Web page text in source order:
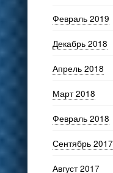
Февраль 2019
Декабрь 2018
Апрель 2018
Март 2018
Февраль 2018
Сентябрь 2017
Август 2017